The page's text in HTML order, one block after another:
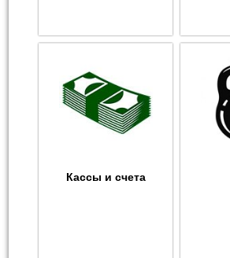
Кассы и счета